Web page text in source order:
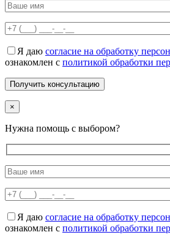
Я даю согласие на обработку
ознакомлен с политикой обработки
×
Нужна помощь с выбором?
Я даю согласие на обработку
ознакомлен с политикой обработки